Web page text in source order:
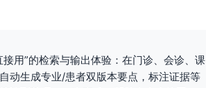
用”的检索与输出体验：在门诊、会诊、课
动生成专业/患者双版本要点，标注证据等